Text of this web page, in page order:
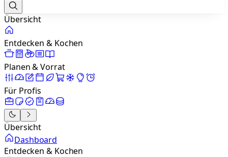
Übersicht
Entdecken & Kochen
Planen & Vorrat
Für Profis
Übersicht
Dashboard
Entdecken & Kochen